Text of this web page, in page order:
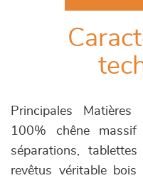
Principales
100% chêne
séparations,
revêtus véritable